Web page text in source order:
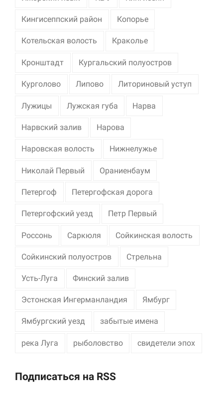
Кингисеппский район Копорье
Котельская волость Краколье
Кронштадт Кургальский полуостров
Курголово Липово Литориновый уступ
Лужицы Лужская губа Нарва
Нарвский залив Нарова
Наровская волость Нижнелужье
Николай Первый Ораниенбаум
Петергоф Петергофская дорога
Петергофский уезд Петр Первый
Россонь Саркюля Сойкинская волость
Сойкинский полуостров Стрельна
Усть-Луга Финский залив
Эстонская Ингерманландия Ямбург
Ямбургский уезд забытые имена
река Луга рыболовство свидетели эпох
Подписаться на RSS